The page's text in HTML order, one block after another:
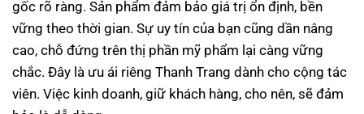
gốc rõ ràng. Sản phẩm đảm bảo giá trị ổn định, bền
vững theo thời gian. Sự uy tín của bạn cũng dần nâng
cao, chỗ đứng trên thị phần mỹ phẩm lại càng vững
chắc. Đây là ưu ái riêng Thanh Trang dành cho cộng tác
viên. Việc kinh doanh, giữ khách hàng, cho nên, sẽ đảm